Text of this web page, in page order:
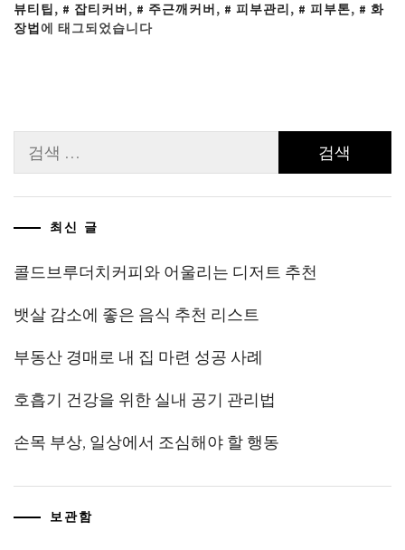
뷰티팁, 잡티커버, 주근깨커버, 피부관리, 피부톤,
화
장법에 태그되었습니다
색:
최신 글
콜드브루더치커피와 어울리는 디저트 추천
뱃살 감소에 좋은 음식 추천 리스트
부동산 경매로 내 집 마련 성공 사례
호흡기 건강을 위한 실내 공기 관리법
손목 부상, 일상에서 조심해야 할 행동
보관함